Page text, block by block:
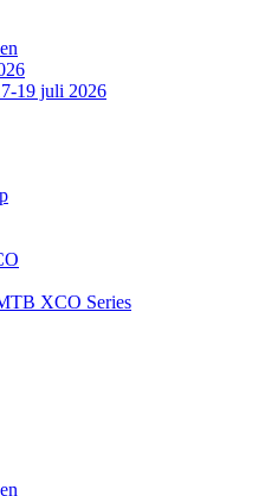
19 juli 2026
XCO Series